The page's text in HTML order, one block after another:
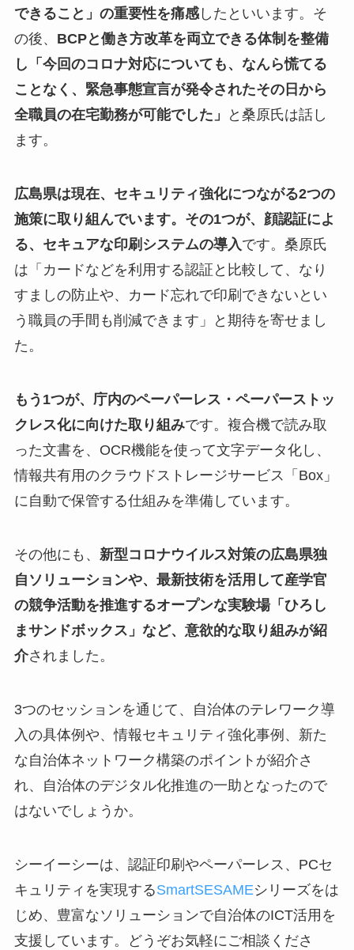
できること」の重要性を痛感したといいます。そ
の後、 BCPと働き方改革を両立できる体制を整備
し「今回のコロナ対応についても、なんら慌てる
ことなく、緊急事態宣言が発令されたその日から
全職員の在宅勤務が可能でした」
と桑原氏は話し
ます。
広島県は現在、セキュリティ強化につながる2つの
施策に取り組んでいます。その1つが、顔認証によ
る、セキュアな印刷システムの導入です。桑原氏
は「カードなどを利用する認証と比較して、なり
すましの防止や、カード忘れで印刷できないとい
う職員の手間も削減できます」と期待を寄せまし
た。
もう1つが、庁内のペーパーレス・ペーパーストッ
クレス化に向けた取り組みです。複合機で読み取
った文書を、OCR機能を使って文字データ化し、
情報共有用のクラウドストレージサービス「Box」
に自動で保管する仕組みを準備しています。
その他にも、 新型コロナウイルス対策の広島県独
自ソリューションや、最新技術を活用して産学官
の競争活動を推進するオープンな実験場「ひろし
まサンドボックス」など、意欲的な取り組みが紹
介されました。
3つのセッションを通じて、自治体のテレワーク導
入の具体例や、情報セキュリティ強化事例、新た
な自治体ネットワーク構築のポイントが紹介さ
れ、自治体のデジタル化推進の一助となったので
はないでしょうか。
シーイーシーは、認証印刷やペーパーレス、PCセ
キュリティを実現するSmartSESAMEシリーズをは
じめ、豊富なソリューションで自治体のICT活用を
支援しています。どうぞお気軽にご相談くださ